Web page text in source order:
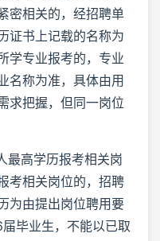
密相关的，经招聘单
证书上记载的名称为
学专业报考的，专业
名称为准，具体由用
求把握，但同一岗位
最高学历报考相关岗
考相关岗位的，招聘
为由提出岗位聘用要
毕业生，不能以已取